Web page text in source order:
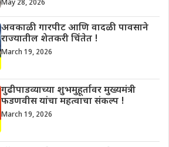
May 28, 2026
अवकाळी गारपीट आणि वादळी पावसाने
राज्यातील शेतकरी चिंतेत !
March 19, 2026
गुढीपाडव्याच्या शुभमुहूर्तावर मुख्यमंत्री
फडणवीस यांचा महत्वाचा संकल्प !
March 19, 2026